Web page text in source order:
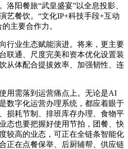
洛阳餐旅“武皇盛宴”以全息投影、
艺餐饮。“文化IP+科技手段+互动
主要合作力。
业生态赋能演进。将来，更主要
联通、尺度完美和资本优化设置装
从体配合提拔效率、加强韧性、连
需落到运营痛点上。无论是AI
数字化运营办理系统，都应着眼于
损耗节制、排班库存办理、食物平
态也要把握好使用节拍，团餐、快
较高的业态，可正在全链条智能化
正在点餐保举、后厨辅帮、供应链